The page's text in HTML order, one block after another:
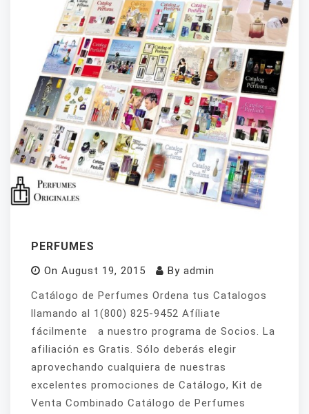
PERFUMES
On August 19, 2015 By admin
Catálogo de Perfumes Ordena tus Catalogos
llamando al 1(800) 825-9452 Afíliate
fácilmente a nuestro programa de Socios. La
afiliación es Gratis. Sólo deberás elegir
aprovechando cualquiera de nuestras
excelentes promociones de Catálogo, Kit de
Venta Combinado Catálogo de Perfumes